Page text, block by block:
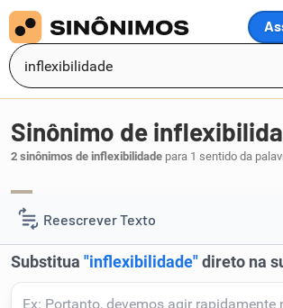
Reescrever Texto
Resumir Texto
Sinônimo de
2 sinônimos de inflexibilidade para 1 sentido da